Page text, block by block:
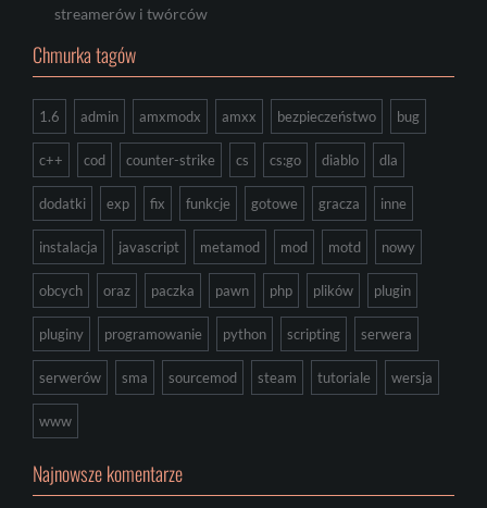
streamerów i twórców
Chmurka tagów
1.6 admin amxmodx amxx bezpieczeństwo bug
c++ cod counter-strike cs cs:go diablo dla
dodatki exp fix funkcje gotowe gracza inne
instalacja javascript metamod mod motd nowy
obcych oraz paczka pawn php plików plugin
pluginy programowanie python scripting serwera
serwerów sma sourcemod steam tutoriale wersja
www
Najnowsze komentarze